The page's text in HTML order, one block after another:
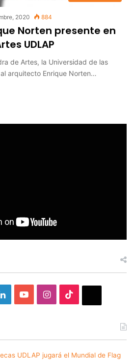
2020 884
Norten presente en
UDLAP
de Artes, la Universidad de las
arquitecto Enrique Norten…
LinkedInYouTubeInstagram
UDLAP jugará el Mundial de Flag